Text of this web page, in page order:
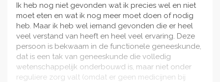
Ik heb nog niet gevonden wat ik precies wel en niet
moet eten en wat ik nog meer moet doen of nodig
heb. Maar ik heb wel iemand gevonden die er heel
veel verstand van heeft en heel veel ervaring. Deze
persoon is bekwaam in de functionele geneeskunde,
dat is een tak van geneeskunde die volledig
wetenschappelijk onderbouwd is, maar niet onder
reguliere zorg valt (omdat er geen medicijnen bij